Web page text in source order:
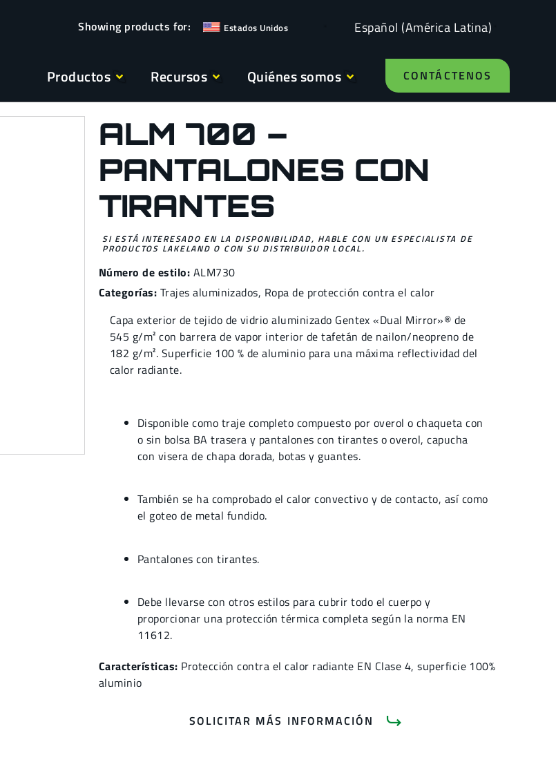
Estados Unidos Español (América Latina)
Productos Recursos Quiénes somos CONTÁCTENOS
ALM 700 –
PANTALONES CON
TIRANTES
SI ESTÁ INTERESADO EN LA DISPONIBILIDAD, HABLE CON UN ESPECIALISTA DE
PRODUCTOS LAKELAND O CON SU DISTRIBUIDOR LOCAL.
Número de estilo: ALM730
Categorías: Trajes aluminizados, Ropa de protección contra el calor
Capa exterior de tejido de vidrio aluminizado Gentex «Dual Mirror»® de
545 g/m² con barrera de vapor interior de tafetán de nailon/neopreno de
182 g/m². Superficie 100 % de aluminio para una máxima reflectividad del
calor radiante.
Disponible como traje completo compuesto por overol o chaqueta con
o sin bolsa BA trasera y pantalones con tirantes o overol, capucha
con visera de chapa dorada, botas y guantes.
También se ha comprobado el calor convectivo y de contacto, así como
el goteo de metal fundido.
Pantalones con tirantes.
Debe llevarse con otros estilos para cubrir todo el cuerpo y
proporcionar una protección térmica completa según la norma EN
11612.
Características: Protección contra el calor radiante EN Clase 4, superficie 100%
aluminio
SOLICITAR MÁS INFORMACIÓN